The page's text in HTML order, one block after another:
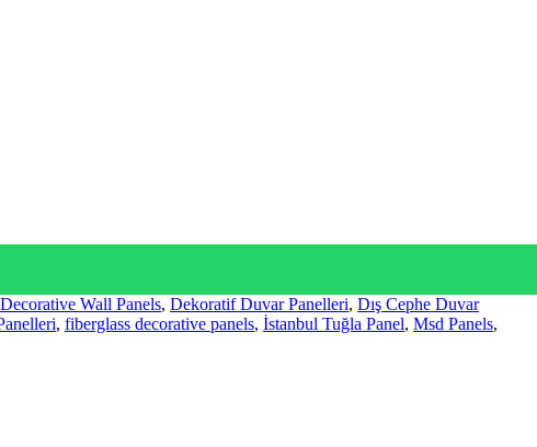
Decorative Wall Panels, Dekoratif Duvar Panelleri, Dış Cephe Duvar
, fiberglass decorative panels, İstanbul Tuğla Panel, Msd Panels,